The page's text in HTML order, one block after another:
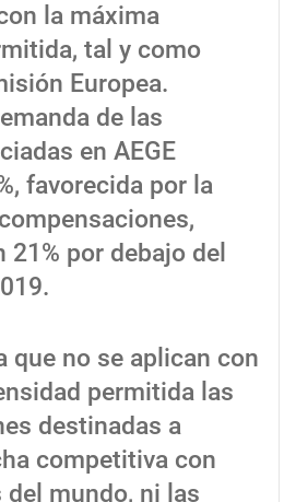
la máxima
tal y como
Europea.
de las
en AEGE
favorecida por la
21% por debajo del
que no se aplican con
permitida las
destinadas a
competitiva con
mundo, ni las